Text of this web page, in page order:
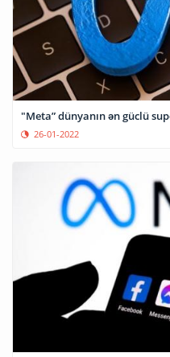
"Meta” dünyanın ən güclü
26-01-2022